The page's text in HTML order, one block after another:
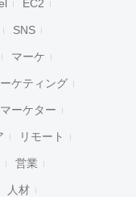
EC2
SNS
マーケ
ケティング
マーケター
リモート
営業
人材